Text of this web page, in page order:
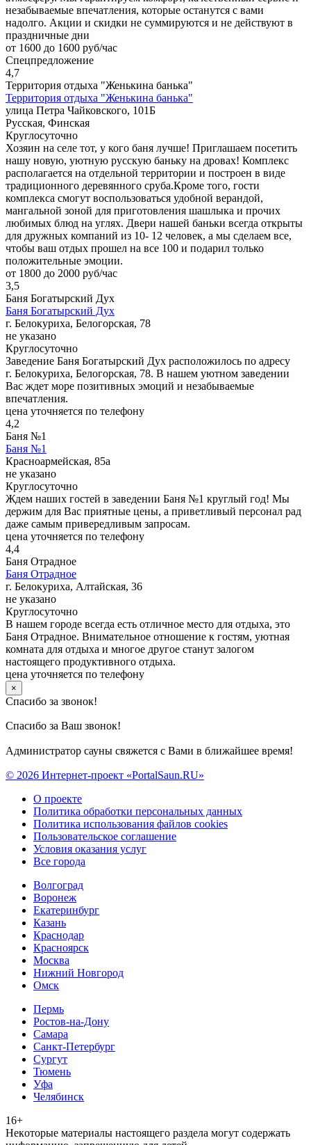
незабываемые впечатления, которые останутся с вами
надолго. Акции и скидки не суммируются и не действуют в
праздничные дни
от 1600 до 1600 руб/час
Спецпредложение
4,7
Территория отдыха "Женькина банька"
Территория отдыха "Женькина банька"
улица Петра Чайковского, 101Б
Русская, Финская
Круглосуточно
Хозяин на селе тот, у кого баня лучше! Приглашаем посетить
нашу новую, уютную русскую баньку на дровах! Комплекс
располагается на отдельной территории и построен в виде
традиционного деревянного сруба.Кроме того, гости
комплекса смогут воспользоваться удобной верандой,
мангальной зоной для приготовления шашлыка и прочих
любимых блюд на углях. Двери нашей баньки всегда открыты
для дружных компаний из 10- 12 человек, а мы сделаем все,
чтобы ваш отдых прошел на все 100 и подарил только
положительные эмоции.
от 1800 до 2000 руб/час
3,5
Баня Богатырский Дух
Баня Богатырский Дух
г. Белокуриха, Белогорская, 78
не указано
Круглосуточно
Заведение Баня Богатырский Дух расположилось по адресу
г. Белокуриха, Белогорская, 78. В нашем уютном заведении
Вас ждет море позитивных эмоций и незабываемые
впечатления.
цена уточняется по телефону
4,2
Баня №1
Баня №1
Красноармейская, 85а
не указано
Круглосуточно
Ждем наших гостей в заведении Баня №1 круглый год! Мы
держим для Вас приятные цены, а приветливый персонал рад
даже самым привередливым запросам.
цена уточняется по телефону
4,4
Баня Отрадное
Баня Отрадное
г. Белокуриха, Алтайская, 36
не указано
Круглосуточно
В нашем городе всегда есть отличное место для отдыха, это
Баня Отрадное. Внимательное отношение к гостям, уютная
комната для отдыха и многое другое станут залогом
настоящего продуктивного отдыха.
цена уточняется по телефону
×
Спасибо за звонок!
Спасибо за Ваш звонок!
Администратор сауны свяжется с Вами в ближайшее время!
© 2026 Интернет-проект «PortalSaun.RU»
О проекте
Политика обработки персональных данных
Политика использования файлов cookies
Пользовательское соглашение
Условия оказания услуг
Все города
Волгоград
Воронеж
Екатеринбург
Казань
Краснодар
Красноярск
Москва
Нижний Новгород
Омск
Пермь
Ростов-на-Дону
Самара
Санкт-Петербург
Сургут
Тюмень
Уфа
Челябинск
16+
Heкoтopыe мaтepиaлы нacтoящего paздeла мoгут coдержать